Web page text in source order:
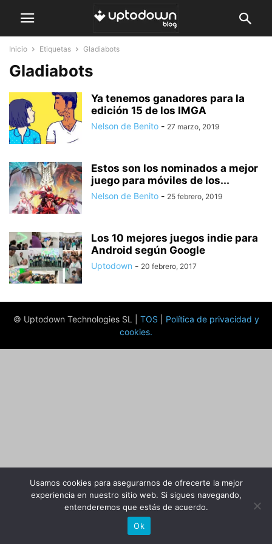
Inicio Etiquetas Gladiabots
Gladiabots
Ya tenemos ganadores para la
edición 15 de los IMGA
Nelson de Benito - 27 marzo, 2019
Estos son los nominados a mejor
juego para móviles de los...
Nelson de Benito - 25 febrero, 2019
Los 10 mejores juegos indie para
Android según Google
Uptodown - 20 febrero, 2017
© Uptodown Technologies SL | TOS
Política de privacidad y
cookies.
Usamos cookies para asegurarnos de ofrecerte la mejor
experiencia en nuestro sitio web. Si sigues navegando,
entenderemos que estás de acuerdo.
Ok